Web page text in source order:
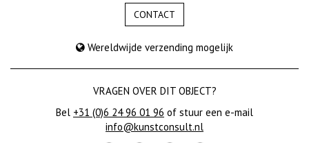
CONTACT
Wereldwijde verzending mogelijk
VRAGEN OVER DIT OBJECT?
Bel +31 (0)6 24 96 01 96 of stuur een e-mail
info@kunstconsult.nl